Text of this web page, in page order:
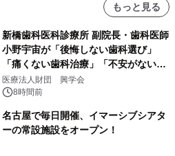
もっと見る
新橋歯科医科診療所 副院長・歯科医師
小野宇宙が「後悔しない歯科選び」
「痛くない歯科治療」「不安がない治
療計画」をテーマに専門監修
医療法人財団 興学会
8時間前
名古屋で毎日開催、イマーシブシアタ
ーの常設施設をオープン！